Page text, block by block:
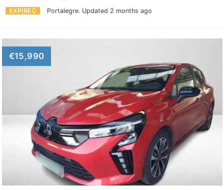
EXPIRED Portalegre. Updated 2 months ago
€15,990